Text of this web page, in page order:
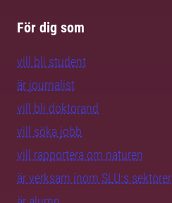
För dig som
vill bli student
är journalist
vill bli doktorand
vill söka jobb
vill rapportera om naturen
är verksam inom SLU:s sektorer